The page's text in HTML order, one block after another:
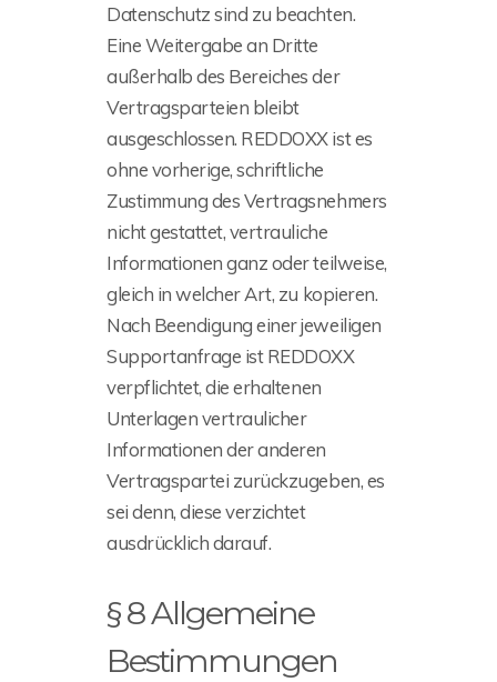
Datenschutz sind zu beachten.
Eine Weitergabe an Dritte
außerhalb des Bereiches der
Vertragsparteien bleibt
ausgeschlossen. REDDOXX ist es
ohne vorherige, schriftliche
Zustimmung des Vertragsnehmers
nicht gestattet, vertrauliche
Informationen ganz oder teilweise,
gleich in welcher Art, zu kopieren.
Nach Beendigung einer jeweiligen
Supportanfrage ist REDDOXX
verpflichtet, die erhaltenen
Unterlagen vertraulicher
Informationen der anderen
Vertragspartei zurückzugeben, es
sei denn, diese verzichtet
ausdrücklich darauf.
§ 8 Allgemeine
Bestimmungen